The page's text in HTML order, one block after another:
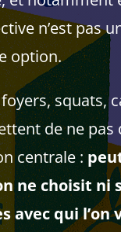
n’est pas
option.
squats,
de ne pas
centrale :
ne choisit ni
avec qui l’on